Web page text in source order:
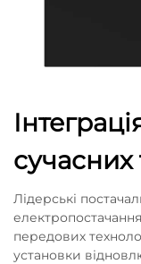
сучасних
Лідерські
передових
установки